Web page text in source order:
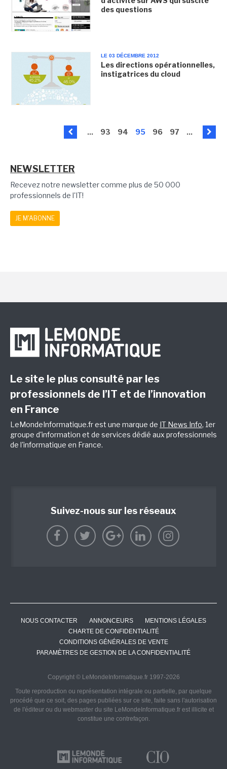
des questions
LE 03 DÉCEMBRE 2012
Les directions opérationnelles,
instigatrices du cloud
... 93 94 95 96 97 ...
NEWSLETTER
Recevez notre newsletter comme plus de 50 000
professionnels de l'IT!
JE M'ABONNE
Le site le plus consulté par les
professionnels de l’IT et de l’innovation
en France
LeMondeInformatique.fr est une marque de IT News Info, 1er
groupe d'information et de services dédié aux professionnels
de l'informatique en France.
Suivez-nous sur les réseaux
NOUS CONTACTER ANNONCEURS
MENTIONS LÉGALES
CHARTE DE CONFIDENTIALITÉ
CONDITIONS GÉNÉRALES DE VENTE
PARAMÈTRES DE GESTION DE LA CONFIDENTIALITÉ
Copyright © LeMondeInformatique.fr 1997-2026
Toute reproduction ou représentation intégrale ou partielle, par quelque
procédé que ce soit, des pages publiées sur ce site, faite sans l'autorisation
de l'éditeur ou du webmaster du site LeMondeInformatique.fr est illicite et
constitue une contrefaçon.